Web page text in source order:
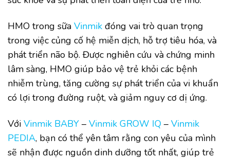
HMO trong sữa Vinmik đóng vai trò quan trọng
trong việc củng cố hệ miễn dịch, hỗ trợ tiêu hóa, và
phát triển não bộ. Được nghiên cứu và chứng minh
lâm sàng, HMO giúp bảo vệ trẻ khỏi các bệnh
nhiễm trùng, tăng cường sự phát triển của vi khuẩn
có lợi trong đường ruột, và giảm nguy cơ dị ứng.
Với Vinmik BABY – Vinmik GROW IQ – Vinmik
PEDIA, bạn có thể yên tâm rằng con yêu của mình
sẽ nhận được nguồn dinh dưỡng tốt nhất, giúp trẻ